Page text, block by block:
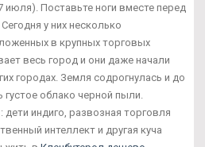
июля). Поставьте ноги вместе перед
у них несколько
в крупных торговых
весь город и они даже начали
городах. Земля содрогнулась и до
облако черной пыли.
индиго, развозная торговля
интеллект и другая куча